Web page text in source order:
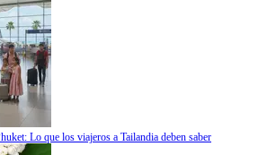
Lo que los viajeros a Tailandia deben saber